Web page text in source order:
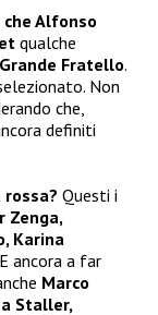
che Alfonso
qualche
Grande Fratello.
Non
che,
definiti
Questi i
Zenga,
Karina
ancora a far
Marco
Staller,